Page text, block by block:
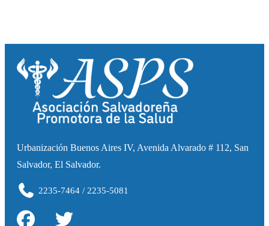
Urbanización Buenos Aires IV, Avenida Alvarado # 112, San
Salvador, El Salvador.
2235-7464 / 2235-5081